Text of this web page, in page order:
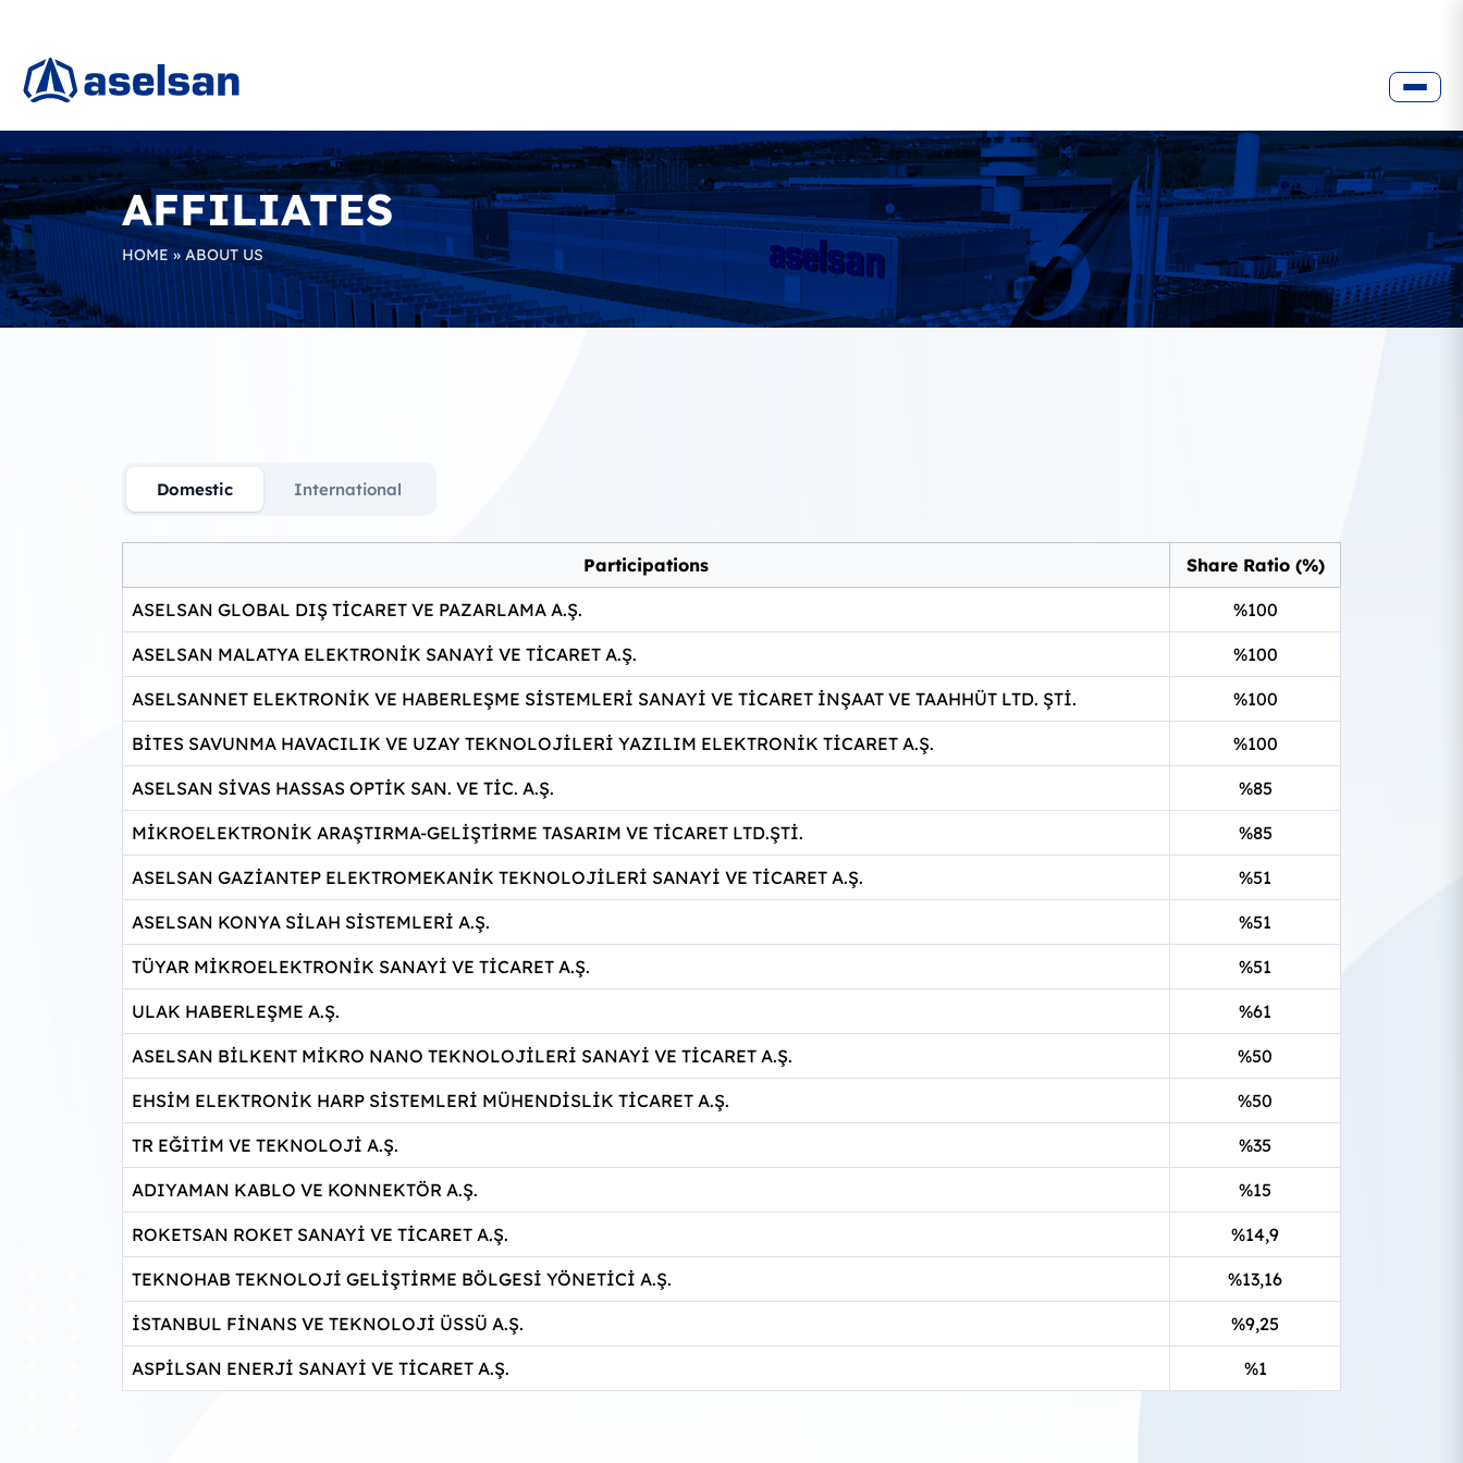
AFFILIATES
HOME»ABOUT US
Domestic International
Participations Share Ratio (%)
ASELSAN GLOBAL DIŞ TİCARET VE PAZARLAMA A.Ş. %100
ASELSAN MALATYA ELEKTRONİK SANAYİ VE TİCARET A.Ş. %100
ASELSANNET ELEKTRONİK VE HABERLEŞME SİSTEMLERİ SANAYİ VE TİCARET İNŞAAT VE TAAHHÜT LTD. ŞTİ. %100
BİTES SAVUNMA HAVACILIK VE UZAY TEKNOLOJİLERİ YAZILIM ELEKTRONİK TİCARET A.Ş. %100
ASELSAN SİVAS HASSAS OPTİK SAN. VE TİC. A.Ş. %85
MİKROELEKTRONİK ARAŞTIRMA-GELİŞTİRME TASARIM VE TİCARET LTD.ŞTİ. %85
ASELSAN GAZİANTEP ELEKTROMEKANİK TEKNOLOJİLERİ SANAYİ VE TİCARET A.Ş. %51
ASELSAN KONYA SİLAH SİSTEMLERİ A.Ş. %51
TÜYAR MİKROELEKTRONİK SANAYİ VE TİCARET A.Ş. %51
ULAK HABERLEŞME A.Ş. %61
ASELSAN BİLKENT MİKRO NANO TEKNOLOJİLERİ SANAYİ VE TİCARET A.Ş. %50
EHSİM ELEKTRONİK HARP SİSTEMLERİ MÜHENDİSLİK TİCARET A.Ş. %50
TR EĞİTİM VE TEKNOLOJİ A.Ş. %35
ADIYAMAN KABLO VE KONNEKTÖR A.Ş. %15
ROKETSAN ROKET SANAYİ VE TİCARET A.Ş. %14,9
TEKNOHAB TEKNOLOJİ GELİŞTİRME BÖLGESİ YÖNETİCİ A.Ş. %13,16
İSTANBUL FİNANS VE TEKNOLOJİ ÜSSÜ A.Ş. %9,25
ASPİLSAN ENERJİ SANAYİ VE TİCARET A.Ş. %1